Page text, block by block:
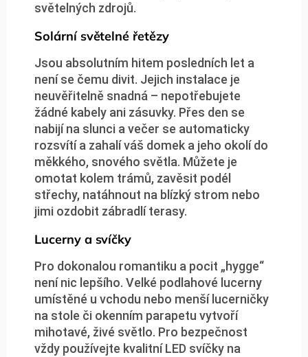
světelných zdrojů.
Solární světelné řetězy
Jsou absolutním hitem posledních let a
není se čemu divit. Jejich instalace je
neuvěřitelně snadná – nepotřebujete
žádné kabely ani zásuvky. Přes den se
nabijí na slunci a večer se automaticky
rozsvítí a zahalí váš domek a jeho okolí do
měkkého, snového světla. Můžete je
omotat kolem trámů, zavěsit podél
střechy, natáhnout na blízký strom nebo
jimi ozdobit zábradlí terasy.
Lucerny a svíčky
Pro dokonalou romantiku a pocit „hygge“
není nic lepšího. Velké podlahové lucerny
umístěné u vchodu nebo menší lucerničky
na stole či okenním parapetu vytvoří
mihotavé, živé světlo. Pro bezpečnost
vždy používejte kvalitní LED svíčky na